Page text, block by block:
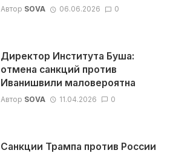
Автор SOVA 06.06.2026 0
Директор Института Буша:
отмена санкций против
Иванишвили маловероятна
Автор SOVA 11.04.2026 0
Санкции Трампа против России